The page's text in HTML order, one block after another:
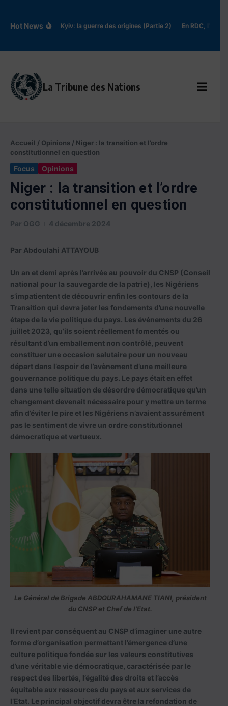
Hot NewsRus’ de Kyiv: la guerre des origines (Partie 2) En RDC,
La Tribune des Nations
Accueil / Opinions / Niger : la transition et l’ordre
constitutionnel en question
Focus Opinions
Niger : la transition et l’ordre
constitutionnel en question
Par OGG 4 décembre 2024
Par Abdoulahi ATTAYOUB
Un an et demi après l’arrivée au pouvoir du CNSP (Conseil
national pour la sauvegarde de la patrie), les Nigériens
s’impatientent de découvrir enfin les contours de la
Transition qui devra jeter les fondements d’une nouvelle
étape de la vie politique du pays. Les événements du 26
juillet 2023, qu’ils soient réellement fomentés ou
résultant d’un emballement non contrôlé, peuvent
constituer une occasion salutaire pour un nouveau
départ dans l’espoir de l’avènement d’une meilleure
gouvernance politique du pays. Le pays était en effet
dans une telle situation de désordre démocratique qu’un
changement devenait nécessaire pour y mettre un terme
afin d’éviter le pire et les Nigériens n’avaient assurément
pas le sentiment de vivre un ordre constitutionnel
démocratique et vertueux.
Le Général de Brigade ABDOURAHAMANE TIANI, président
du CNSP et Chef de l’Etat.
Il revient par conséquent au CNSP d’imaginer une autre
forme d’organisation permettant l’émergence d’une
culture politique fondée sur les valeurs constitutives
d’une véritable vie démocratique, caractérisée par le
respect des libertés, l’égalité des droits et l’accès
équitable aux ressources du pays et aux services de
l’Etat. Le principal objectif devra être la refondation de